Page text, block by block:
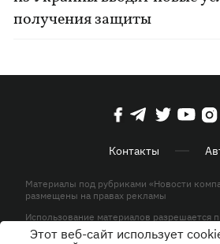
получения защиты
Контакты
Материалы под рубриками «Новости
размещены на правах рекламы
Использование материалов разрешается
активной гиперссылки на KP.UA в первом
Этот веб-сайт использует